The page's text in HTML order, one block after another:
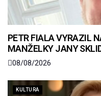
PETR FIALA VYRAZIL
MANŽELKY JANY
08/08/2026
KULTURA